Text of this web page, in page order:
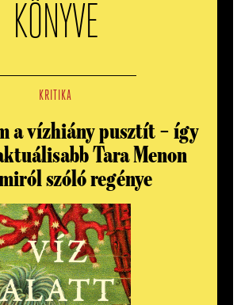
KÖNYVE
KRITIKA
a vízhiány pusztít – így
Tara Menon
szóló regénye